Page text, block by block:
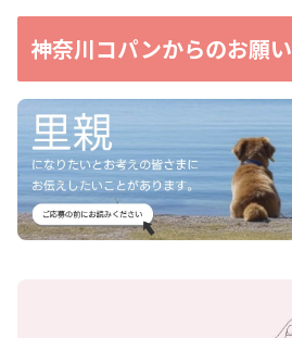
神奈川コパンからのお願い